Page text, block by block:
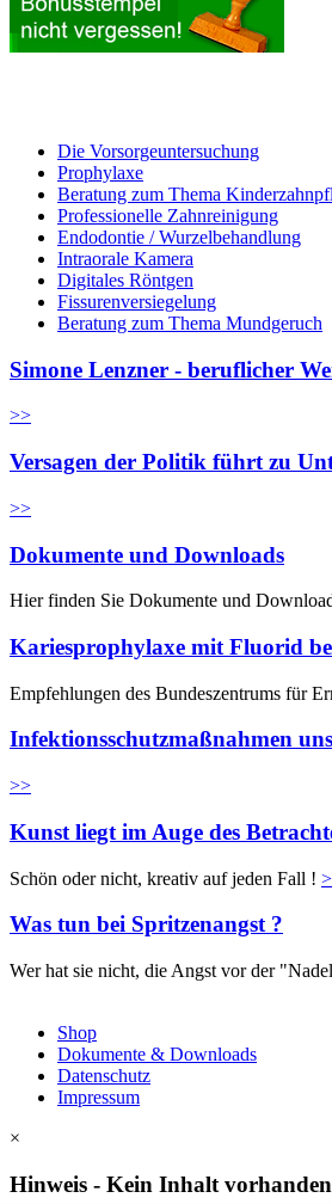
Die Vorsorgeuntersuchung
Prophylaxe
Beratung zum Thema
Professionelle Zahnreinigung
Endodontie / Wurzelbehandlung
Intraorale Kamera
Digitales Röntgen
Fissurenversiegelung
Beratung zum Thema Mundgeruch
Simone Lenzner - beruflicher
>>
Versagen der Politik führt zu
>>
Dokumente und Downloads
Hier finden Sie Dokumente und
Kariesprophylaxe mit Fluorid
Empfehlungen des Bundeszentrums für
Infektionsschutzmaßnahmen
>>
Kunst liegt im Auge des
Schön oder nicht, kreativ auf jeden Fall !
Was tun bei Spritzenangst ?
Wer hat sie nicht, die Angst vor der
Shop
Dokumente & Downloads
Datenschutz
Impressum
×
Hinweis - Kein Inhalt vorhanden